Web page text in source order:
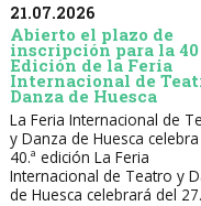
21.07.2026
Abierto el plazo de
inscripción para la 40
Edición de la Feria
Internacional de
Danza de Huesca
La Feria Internacional de
y Danza de Huesca
40.ª edición La Feria
Internacional de Teatro y
de Huesca celebrará del